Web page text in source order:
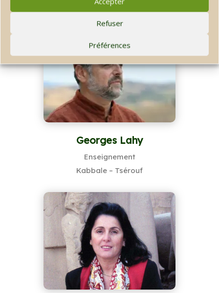
Refuser
Préférences
Philosophe
Georges Lahy
Enseignement
Kabbale – Tsérouf